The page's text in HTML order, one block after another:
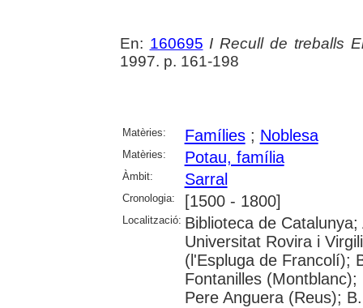
En: 160695 I Recull de treballs
1997. p. 161-198
Matèries: Famílies; Noblesa
Matèries: Potau, família
Àmbit: Sarral
Cronologia: [1500 - 1800]
Localització: Biblioteca de
Universitat Rovira i
(l'Espluga de Francolí);
Fontanilles
Pere Anguera (Reus);